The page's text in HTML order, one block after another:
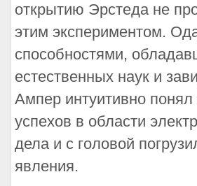
открытию Эрстеда не
этим экспериментом.
способностями,
естественных наук и
Ампер интуитивно
успехов в области
дела и с головой
явления.